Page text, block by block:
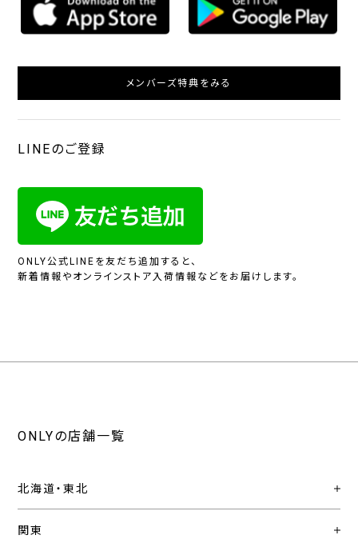
メンバーズ特典をみる
LINEのご登録
ONLY公式LINEを友だち追加すると、
新着情報やオンラインストア入荷情報などをお届けします。
ONLYの店舗一覧
北海道・東北
関東